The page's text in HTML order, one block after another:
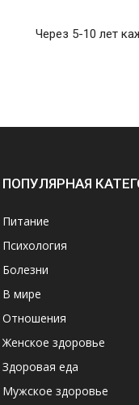
Через 5-10 лет
ПОПУЛЯРНАЯ
Питание
Психология
Болезни
В мире
Отношения
Женское здоровье
Здоровая еда
Мужское здоровье